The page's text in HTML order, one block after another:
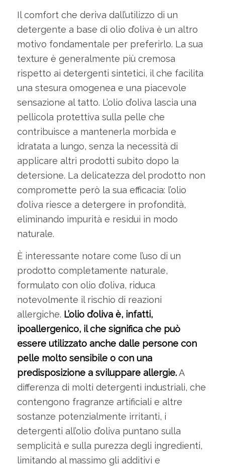
Il comfort che deriva dall’utilizzo di un
detergente a base di olio d’oliva è un altro
motivo fondamentale per preferirlo. La sua
texture è generalmente più cremosa
rispetto ai detergenti sintetici, il che facilita
una stesura omogenea e una piacevole
sensazione al tatto. L’olio d’oliva lascia una
pellicola protettiva sulla pelle che
contribuisce a mantenerla morbida e
idratata a lungo, senza la necessità di
applicare altri prodotti subito dopo la
detersione. La delicatezza del prodotto non
compromette però la sua efficacia: l’olio
d’oliva riesce a detergere in profondità,
eliminando impurità e residui in modo
naturale.
È interessante notare come l’uso di un
prodotto completamente naturale,
formulato con olio d’oliva, riduca
notevolmente il rischio di reazioni
allergiche. L’olio d’oliva è, infatti,
ipoallergenico, il che significa che può
essere utilizzato anche dalle persone con
pelle molto sensibile o con una
predisposizione a sviluppare allergie.A
differenza di molti detergenti industriali, che
contengono fragranze artificiali e altre
sostanze potenzialmente irritanti, i
detergenti all’olio d’oliva puntano sulla
semplicità e sulla purezza degli ingredienti,
limitando al massimo gli additivi e